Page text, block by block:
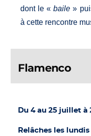
dont le «baile »
à cette rencontre
Flamenco
Du 4 au 25 juillet à
Relâches les